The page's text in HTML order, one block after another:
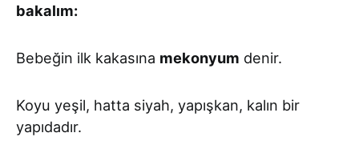
bakalım:
Bebeğin ilk kakasına mekonyum denir.
Koyu yeşil, hatta siyah, yapışkan, kalın bir
yapıdadır.